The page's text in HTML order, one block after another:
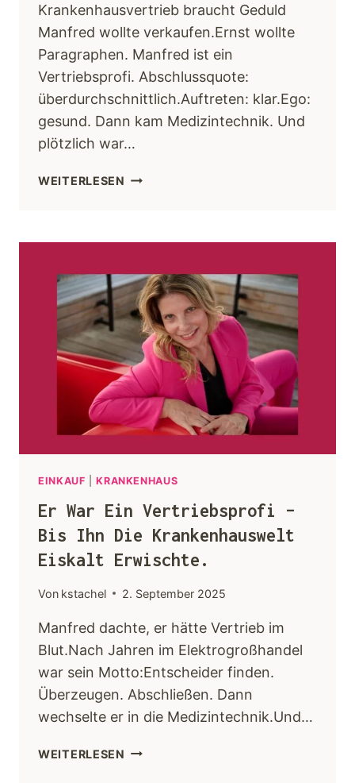
Krankenhausvertrieb braucht Geduld
Manfred wollte verkaufen.Ernst wollte
Paragraphen. Manfred ist ein
Vertriebsprofi. Abschlussquote:
überdurchschnittlich.Auftreten: klar.Ego:
gesund. Dann kam Medizintechnik. Und
plötzlich war…
WEITERLESEN
EINKAUF |KRANKENHAUS
Er War Ein Vertriebsprofi –
Bis Ihn Die Krankenhauswelt
Eiskalt Erwischte.
Von kstachel 2. September 2025
Manfred dachte, er hätte Vertrieb im
Blut.Nach Jahren im Elektrogroßhandel
war sein Motto:Entscheider finden.
Überzeugen. Abschließen. Dann
wechselte er in die Medizintechnik.Und…
WEITERLESEN